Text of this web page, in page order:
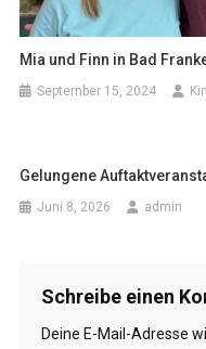
Mia und Finn in Bad
September 15, 2024
Gelungene
Juni 8, 2026 admin
Schreibe einen
Deine E-Mail-Adresse